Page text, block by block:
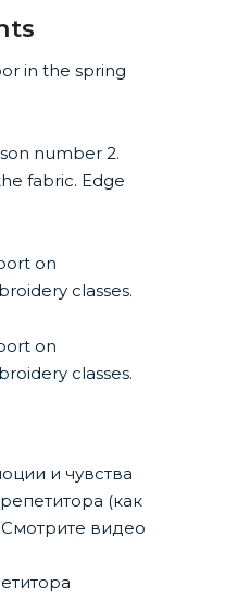
in the spring
number 2.
fabric. Edge
on
classes.
on
classes.
и чувства
(как
Смотрите видео